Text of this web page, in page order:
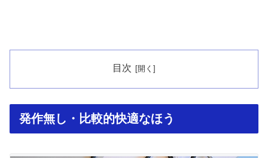
目次
発作無し・比較的快適なほう